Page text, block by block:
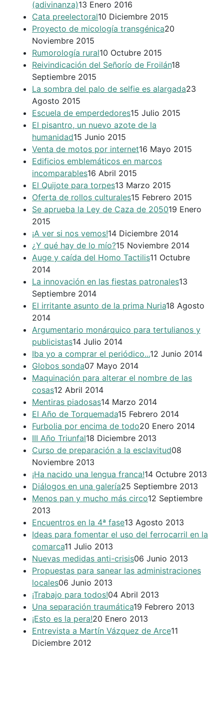
(adivinanza)13 Enero 2016
Cata preelectoral10 Diciembre 2015
Proyecto de micología transgénica20
Noviembre 2015
Rumorología rural10 Octubre 2015
Reivindicación del Señorío de Froilán18
Septiembre 2015
La sombra del palo de selfie es alargada23
Agosto 2015
Escuela de emperdedores15 Julio 2015
El pisantro, un nuevo azote de la
humanidad15 Junio 2015
Venta de motos por internet16 Mayo 2015
Edificios emblemáticos en marcos
incomparables16 Abril 2015
El Quijote para torpes13 Marzo 2015
Oferta de rollos culturales15 Febrero 2015
Se aprueba la Ley de Caza de 205019 Enero
2015
¡A ver si nos vemos!14 Diciembre 2014
¿Y qué hay de lo mío?15 Noviembre 2014
Auge y caída del Homo Tactilis11 Octubre
2014
La innovación en las fiestas patronales13
Septiembre 2014
El irritante asunto de la prima Nuria18 Agosto
2014
Argumentario monárquico para tertulianos y
publicistas14 Julio 2014
Iba yo a comprar el periódico...12 Junio 2014
Globos sonda07 Mayo 2014
Maquinación para alterar el nombre de las
cosas12 Abril 2014
Mentiras piadosas14 Marzo 2014
El Año de Torquemada15 Febrero 2014
Furbolia por encima de todo20 Enero 2014
III Año Triunfal18 Diciembre 2013
Curso de preparación a la esclavitud08
Noviembre 2013
¡Ha nacido una lengua franca!14 Octubre 2013
Diálogos en una galería25 Septiembre 2013
Menos pan y mucho más circo12 Septiembre
2013
Encuentros en la 4ª fase13 Agosto 2013
Ideas para fomentar el uso del ferrocarril en la
comarca11 Julio 2013
Nuevas medidas anti-crisis06 Junio 2013
Propuestas para sanear las administraciones
locales06 Junio 2013
¡Trabajo para todos!04 Abril 2013
Una separación traumática19 Febrero 2013
¡Esto es la pera!20 Enero 2013
Entrevista a Martín Vázquez de Arce11
Diciembre 2012